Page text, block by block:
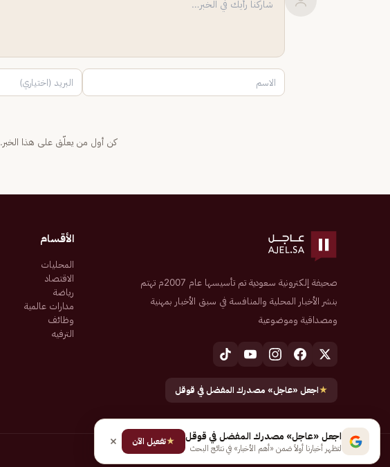
كن أول من يعلّق على هذا الخبر.
صحيفة إلكترونية سعودية تم تأسيسها عام 2007م تهتم
بنشر الأخبار المحلية والمنافسة في سبق الأخبار بمهنية
ومصداقية وموضوعية
★اجعل «عاجل» مصدرك المفضل في قوقل
الأقسام
المحليات
الاقتصاد
رياضة
مدارات عالمية
وظائف
الترفيه
جميع الحقوق محفوظة لـ شركة إيجاز للنشر الإلكتروني المالكة لصحيفة عاجل
اجعل «عاجل» مصدرك المفضل في قوقل
لتظهر أخبارنا أولاً ضمن «أهم الأخبار» في نتائج البحث
★تفعيل الآن